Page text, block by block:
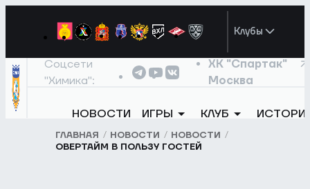
Клубы
Соцсети
"Химика":
ХК "Спартак"
Москва
НОВОСТИ ИГРЫ КЛУБ
ГЛАВНАЯ НОВОСТИ
НОВОСТИ
ОВЕРТАЙМ В ПОЛЬЗУ ГОСТЕЙ